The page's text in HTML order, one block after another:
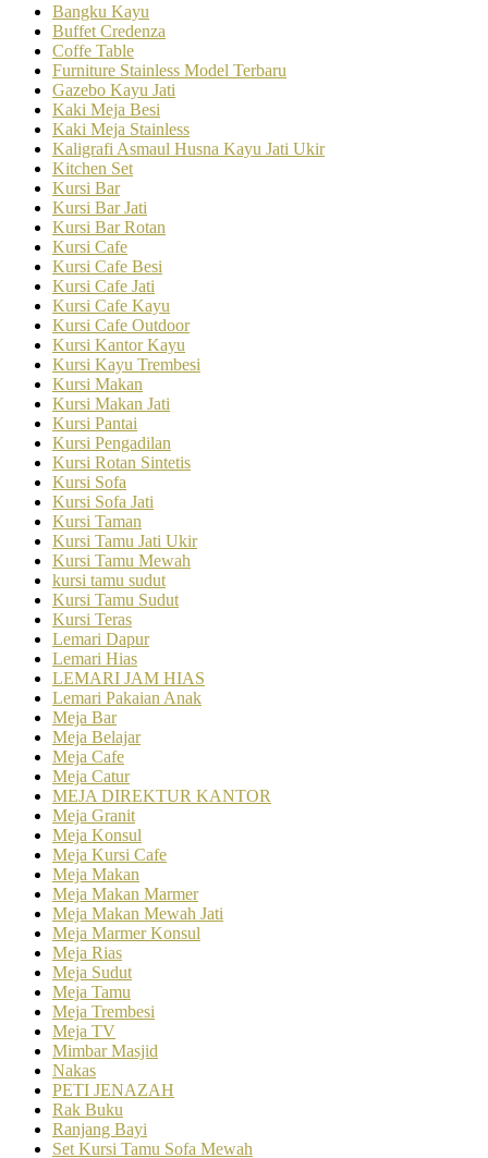
Bangku Kayu
Buffet Credenza
Coffe Table
Furniture Stainless Model Terbaru
Gazebo Kayu Jati
Kaki Meja Besi
Kaki Meja Stainless
Kaligrafi Asmaul Husna Kayu Jati Ukir
Kitchen Set
Kursi Bar
Kursi Bar Jati
Kursi Bar Rotan
Kursi Cafe
Kursi Cafe Besi
Kursi Cafe Jati
Kursi Cafe Kayu
Kursi Cafe Outdoor
Kursi Kantor Kayu
Kursi Kayu Trembesi
Kursi Makan
Kursi Makan Jati
Kursi Pantai
Kursi Pengadilan
Kursi Rotan Sintetis
Kursi Sofa
Kursi Sofa Jati
Kursi Taman
Kursi Tamu Jati Ukir
Kursi Tamu Mewah
kursi tamu sudut
Kursi Tamu Sudut
Kursi Teras
Lemari Dapur
Lemari Hias
LEMARI JAM HIAS
Lemari Pakaian Anak
Meja Bar
Meja Belajar
Meja Cafe
Meja Catur
MEJA DIREKTUR KANTOR
Meja Granit
Meja Konsul
Meja Kursi Cafe
Meja Makan
Meja Makan Marmer
Meja Makan Mewah Jati
Meja Marmer Konsul
Meja Rias
Meja Sudut
Meja Tamu
Meja Trembesi
Meja TV
Mimbar Masjid
Nakas
PETI JENAZAH
Rak Buku
Ranjang Bayi
Set Kursi Tamu Sofa Mewah